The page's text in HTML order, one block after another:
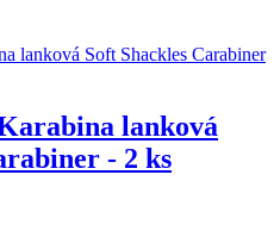
lanková
- 2 ks